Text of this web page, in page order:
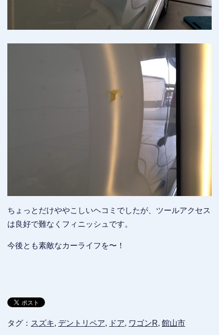
ちょっとだけややこしいヘコミでしたが、ツールアクセス
は良好で難なくフィニッシュです。
今後とも素敵なカーライフを〜！
タグ： スズキ, デントリペア, ドア, ワゴンR, 館山市